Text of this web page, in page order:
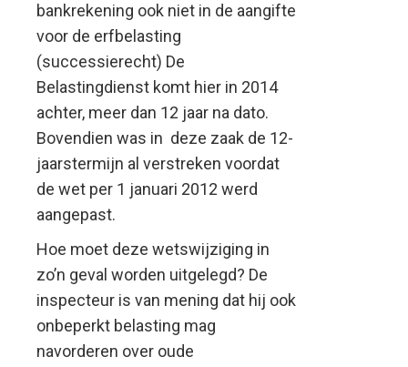
bankrekening ook niet in de aangifte
voor de erfbelasting
(successierecht) De
Belastingdienst komt hier in 2014
achter, meer dan 12 jaar na dato.
Bovendien was in deze zaak de 12-
jaarstermijn al verstreken voordat
de wet per 1 januari 2012 werd
aangepast.
Hoe moet deze wetswijziging in
zo’n geval worden uitgelegd? De
inspecteur is van mening dat hij ook
onbeperkt belasting mag
navorderen over oude